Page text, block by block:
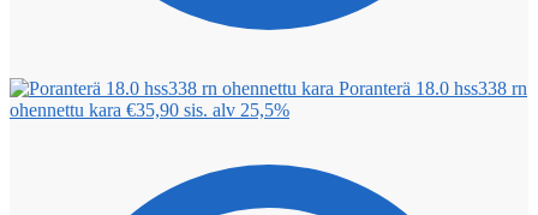
Poranterä 18.0 hss338 rn
ohennettu kara €35,90 sis. alv 25,5%